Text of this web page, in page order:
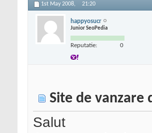
1st May 2008, 21:20
happyosucr
Junior SeoPedia
Reputatie: 0
Site de vanzare
Salut